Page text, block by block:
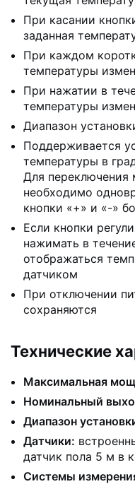
При касании
заданная
При каждом
температуры
При нажатии в
температуры
Диапазон
Поддерживается
температуры в
Для
необходимо
кнопки «+» и «-»
Если кнопки
нажимать в
отображаться
датчиком
При отключении
сохраняются
Технические
Максимальная
Номинальный
Диапазон
Датчики:
датчик пола 5 м в
Системы